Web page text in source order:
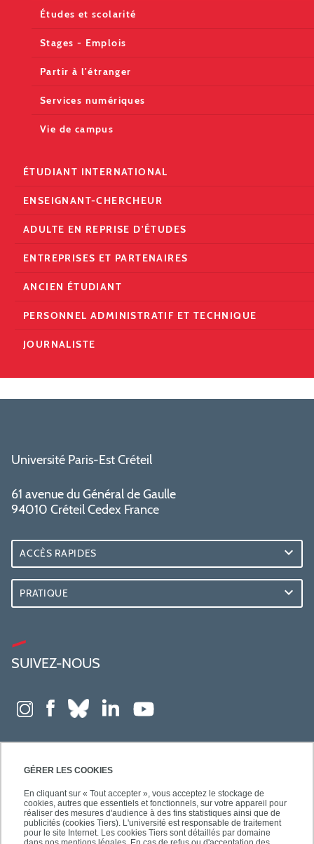
GÉRER LES COOKIES
En cliquant sur « Tout accepter », vous acceptez le stockage de
cookies, autres que essentiels et fonctionnels, sur votre appareil pour
réaliser des mesures d'audience à des fins statistiques ainsi que de
publicités (cookies Tiers). L'université est responsable de traitement
pour le site Internet. Les cookies Tiers sont détaillés par domaine
Études et scolarité
Stages - Emplois
Partir à l'étranger
Services numériques
Vie de campus
ÉTUDIANT INTERNATIONAL
ENSEIGNANT-CHERCHEUR
ADULTE EN REPRISE D'ÉTUDES
ENTREPRISES ET PARTENAIRES
ANCIEN ÉTUDIANT
PERSONNEL ADMINISTRATIF ET TECHNIQUE
JOURNALISTE
Université Paris-Est Créteil
61 avenue du Général de Gaulle
94010 Créteil Cedex France
ACCÈS RAPIDES
PRATIQUE
SUIVEZ-NOUS